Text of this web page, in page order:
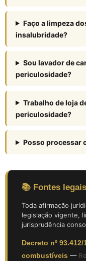
Faço a limpeza
insalubridade?
Sou lavador de
periculosidade?
Trabalho de loja
periculosidade?
Posso processar
📚 Fontes
Toda afirmação
legislação vigente,
jurisprudência
Decreto nº
combustíveis —